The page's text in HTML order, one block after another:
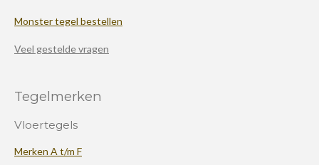
Monster tegel bestellen
Veel gestelde vragen
Tegelmerken
Vloertegels
Merken A t/m F